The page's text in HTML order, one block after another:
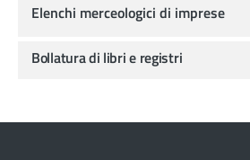
Elenchi merceologici di imprese
Bollatura di libri e registri